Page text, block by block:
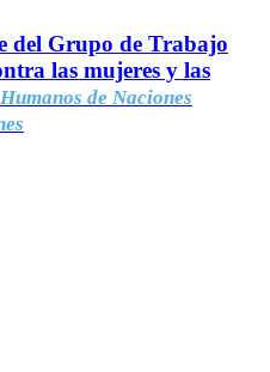
del Grupo de Trabajo
las mujeres y las
de Naciones